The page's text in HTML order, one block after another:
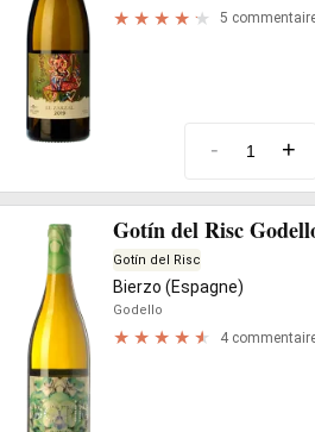
5
- +
Gotín del Risc
Gotín del Risc
Bierzo (Espagne)
Godello
4